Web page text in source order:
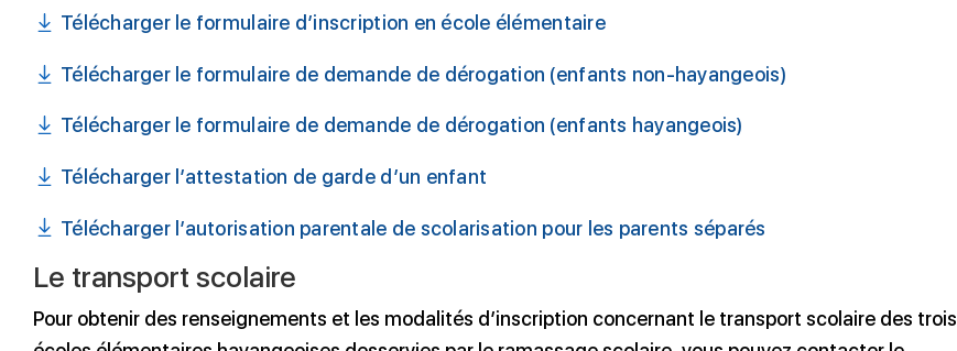
Télécharger le formulaire d’inscription en école élémentaire
Télécharger le formulaire de demande de dérogation (enfants non-hayangeois)
Télécharger le formulaire de demande de dérogation (enfants hayangeois)
Télécharger l’attestation de garde d’un enfant
Télécharger l’autorisation parentale de scolarisation pour les parents séparés
Le transport scolaire
Pour obtenir des renseignements et les modalités d’inscription concernant le transport scolaire des trois